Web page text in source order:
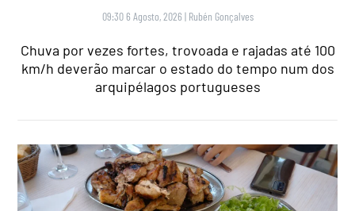
09:30 6 Agosto, 2026 | Rubén Gonçalves
Chuva por vezes fortes, trovoada e rajadas até 100
km/h deverão marcar o estado do tempo num dos
arquipélagos portugueses